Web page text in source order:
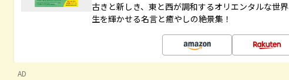
古きと新しき、東と西が調和するオリエンタルな世
生を輝かせる名言と癒やしの絶景集！
AD